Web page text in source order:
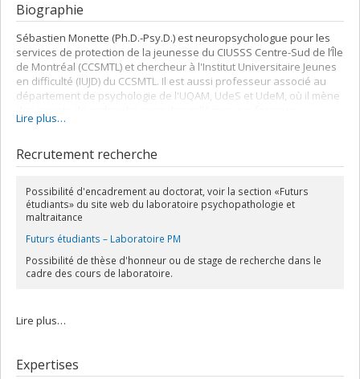
Biographie
Sébastien Monette (Ph.D.-Psy.D.) est neuropsychologue pour les
services de protection de la jeunesse du CIUSSS Centre-Sud de l’Île
de Montréal (CCSMTL) et chercheur à l'Institut Universitaire Jeunes
en difficulté (IUJD) du CCSMTL. Il est aussi professeur associé au
département de psychologie de l'UQAM, UdeS et UdeM, où il mène
chercheurs et où il encadre des étudiants aux différents cycles
Lire plus…
Recrutement recherche
Possibilité d'encadrement au doctorat, voir la section «Futurs
étudiants» du site web du laboratoire psychopathologie et
maltraitance
Futurs étudiants – Laboratoire PM
Possibilité de thèse d'honneur ou de stage de recherche dans le
cadre des cours de laboratoire.
Lire plus…
Expertises